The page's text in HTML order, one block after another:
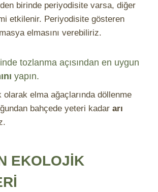
birinde periyodisite varsa, diğer
etkilenir. Periyodisite gösteren
elmasını verebiliriz.
tozlanma açısından en uygun
yapın.
olarak elma ağaçlarında döllenme
bahçede yeteri kadar arı
EKOLOJİK